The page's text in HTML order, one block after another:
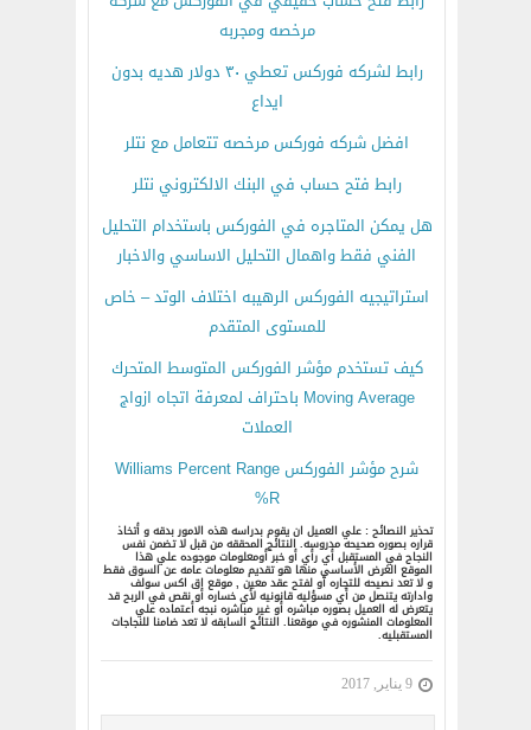
مرخصه ومجربه
رابط لشركه فوركس تعطي ٣٠ دولار هديه بدون
ايداع
افضل شركه فوركس مرخصه تتعامل مع نتلر
رابط فتح حساب في البنك الالكتروني نتلر
هل يمكن المتاجره في الفوركس باستخدام التحليل
الفني فقط واهمال التحليل الاساسي والاخبار
استراتيجيه الفوركس الرهيبه اختلاف الوتد – خاص
للمستوى المتقدم
كيف تستخدم مؤشر الفوركس المتوسط المتحرك
Moving Average باحتراف لمعرفة اتجاه ازواج
العملات
شرح مؤشر الفوركس Williams Percent Range
%R
تحذير النصائح : علي العميل ان يقوم بدراسه هذه الامور بدقه و أتخاذ
قراره بصوره صحيحه مدروسه. النتائج المحققه من قبل لا تضمن نفس
النجاح في المستقبل أي رأي أو خبر أومعلومات موجوده علي هذا
الموقع الغرض الأساسي منها هو تقديم معلومات عامه عن السوق فقط
و لا تعد نصيحه للتجاره أو لفتح عقد معين , موقع اق اكس سولف
وادارته يتنصل من أي مسؤليه قانونيه لأي خساره أو نقص في الربح قد
يتعرض له العميل بصوره مباشره أو غير مباشره نبجه أعتماده علي
المعلومات المنشوره في موقعنا. النتائج السابقه لا تعد ضامنا للنجاجات
المستقبليه.
9 يناير, 2017